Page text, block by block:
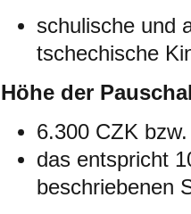
schulische und
tschechische
Höhe der
6.300 CZK
das entspricht
beschriebenen